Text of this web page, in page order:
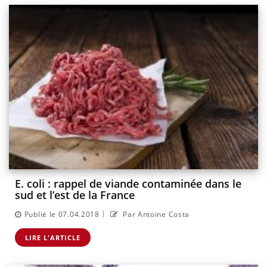
E. coli : rappel de viande contaminée dans le
sud et l’est de la France
Publié le 07.04.2018 | Par Antoine Costa
LIRE L'ARTICLE